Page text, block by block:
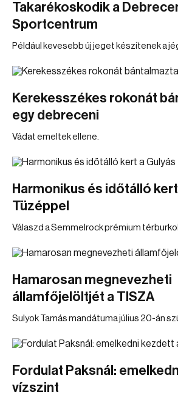
Takarékoskodik a
Sportcentrum
Például kevesebb új jeget készítenek a
Kerekesszékes rokonát
egy debreceni
Vádat emeltek ellene.
Harmonikus és időtálló
Tüzéppel
Válaszd a Semmelrock prémium
Hamarosan megnevezheti
államfőjelöltjét a TISZA
Sulyok Tamás mandátuma július 20-án
Fordulat Paksnál:
vízszint